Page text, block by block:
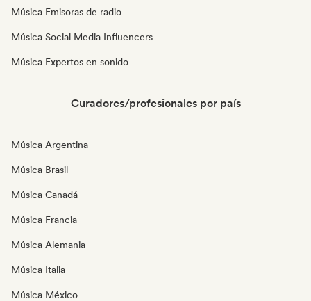
Música Emisoras de radio
Música Social Media Influencers
Música Expertos en sonido
Curadores/profesionales por país
Música Argentina
Música Brasil
Música Canadá
Música Francia
Música Alemania
Música Italia
Música México